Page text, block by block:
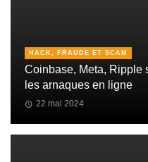
HACK, FRAUDE ET SCAM
Coinbase, Meta, Ripple
les arnaques en ligne
22 mai 2024